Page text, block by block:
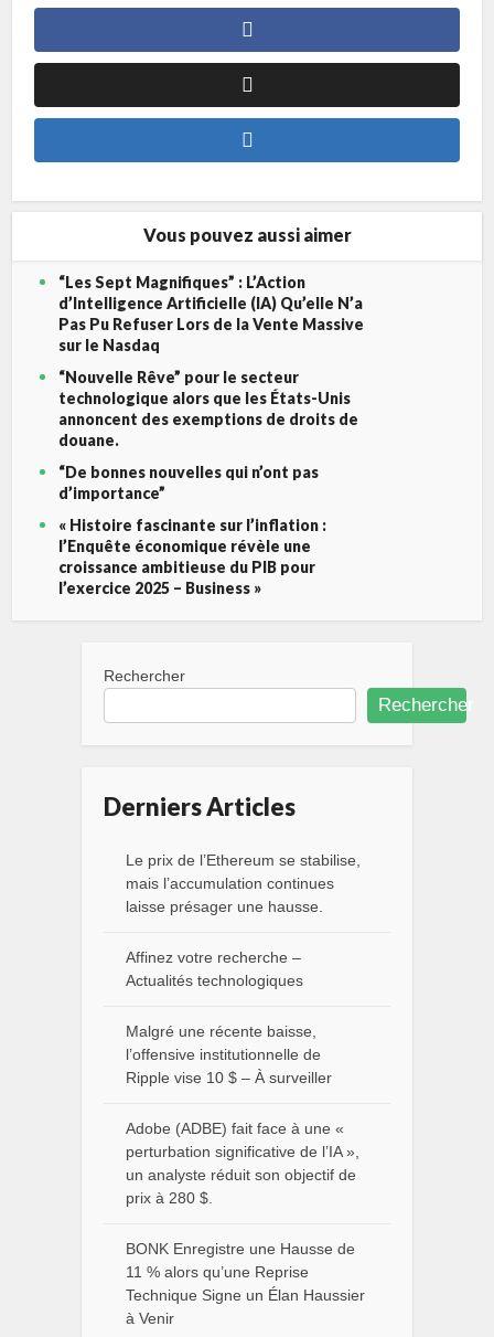
Vous pouvez aussi aimer
“Les Sept Magnifiques” : L’Action
d’Intelligence Artificielle (IA) Qu’elle N’a
Pas Pu Refuser Lors de la Vente Massive
sur le Nasdaq
“Nouvelle Rêve” pour le secteur
technologique alors que les États-Unis
annoncent des exemptions de droits de
douane.
“De bonnes nouvelles qui n’ont pas
d’importance”
« Histoire fascinante sur l’inflation :
l’Enquête économique révèle une
croissance ambitieuse du PIB pour
l’exercice 2025 – Business »
Rechercher
Rechercher
Derniers Articles
Le prix de l’Ethereum se stabilise,
mais l’accumulation continues
laisse présager une hausse.
Affinez votre recherche –
Actualités technologiques
Malgré une récente baisse,
l’offensive institutionnelle de
Ripple vise 10 $ – À surveiller
Adobe (ADBE) fait face à une «
perturbation significative de l’IA »,
un analyste réduit son objectif de
prix à 280 $.
BONK Enregistre une Hausse de
11 % alors qu’une Reprise
Technique Signe un Élan Haussier
à Venir